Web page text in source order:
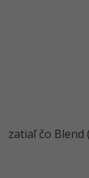
zatiaľ čo Blend